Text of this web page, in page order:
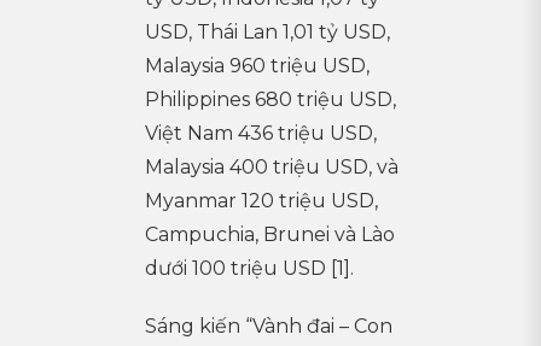
USD, Thái Lan 1,01 tỷ USD,
Malaysia 960 triệu USD,
Philippines 680 triệu USD,
Việt Nam 436 triệu USD,
Malaysia 400 triệu USD, và
Myanmar 120 triệu USD,
Campuchia, Brunei và Lào
dưới 100 triệu USD [1].
Sáng kiến ​​“Vành đai – Con